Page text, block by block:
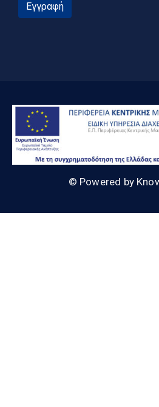
Εγγραφή
© Powered by